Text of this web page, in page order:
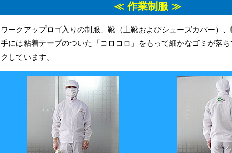
≪ 作業制服 ≫
ワークアップロゴ入りの制服、靴（上靴およびシューズカバー）
手には粘着テープのついた「コロコロ」をもって細かなゴミが落
クしています。